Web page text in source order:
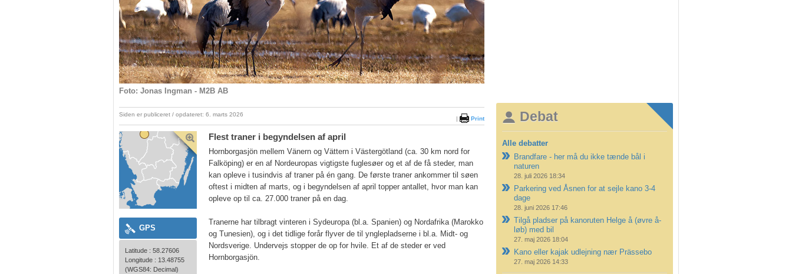
Debat
Alle debatter
Brandfare - her må du ikke tænde bål i
naturen
28. juli 2026 18:34
Parkering ved Åsnen for at sejle kano 3-4
dage
28. juni 2026 17:46
Tilgå pladser på kanoruten Helge å (øvre å-
løb) med bil
27. maj 2026 18:04
Kano eller kajak udlejning nær Prässebo
27. maj 2026 14:33
Foto: Jonas Ingman - M2B AB
Print
Siden er publiceret / opdateret: 6. marts 2026
GPS
Latitude : 58.27606
Longitude : 13.48755
(WGS84: Decimal)
Flest traner i begyndelsen af april
Hornborgasjön mellem Vänern og Vättern i Västergötland (ca. 30 km nord for
Falköping) er en af Nordeuropas vigtigste fuglesøer og et af de få steder, man
kan opleve i tusindvis af traner på én gang. De første traner ankommer til søen
oftest i midten af marts, og i begyndelsen af april topper antallet, hvor man kan
opleve op til ca. 27.000 traner på en dag.
Tranerne har tilbragt vinteren i Sydeuropa (bl.a. Spanien) og Nordafrika (Marokko
og Tunesien), og i det tidlige forår flyver de til ynglepladserne i bl.a. Midt- og
Nordsverige. Undervejs stopper de op for hvile. Et af de steder er ved
Hornborgasjön.